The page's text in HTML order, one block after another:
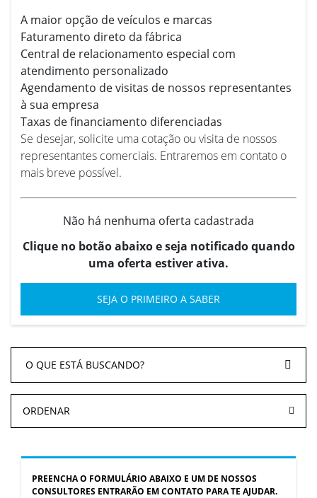
A maior opção de veículos e marcas
Faturamento direto da fábrica
Central de relacionamento especial com
atendimento personalizado
Agendamento de visitas de nossos representantes
à sua empresa
Taxas de financiamento diferenciadas
Se desejar, solicite uma cotação ou visita de nossos
representantes comerciais. Entraremos em contato o
mais breve possível.
Não há nenhuma oferta cadastrada
Clique no botão abaixo e seja notificado quando
uma oferta estiver ativa.
SEJA O PRIMEIRO A SABER
ORDENAR
PREENCHA O FORMULÁRIO ABAIXO E UM DE NOSSOS
CONSULTORES ENTRARÃO EM CONTATO PARA TE AJUDAR.